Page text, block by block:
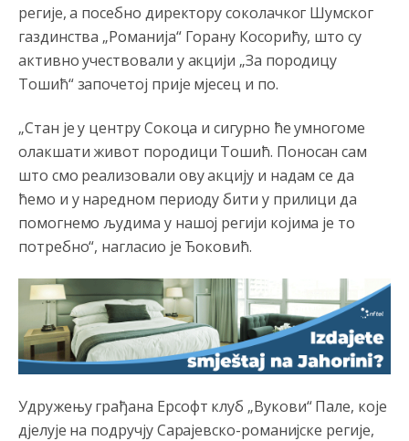
регије, а посебно директору соколачког Шумског
газдинства „Романија“ Горану Косорићу, што су
активно учествовали у акцији „За породицу
Тошић“ започетој прије мјесец и по.
„Стан је у центру Сокоца и сигурно ће умногоме
олакшати живот породици Тошић. Поносан сам
што смо реализовали ову акцију и надам се да
ћемо и у наредном периоду бити у прилици да
помогнемо људима у нашој регији којима је то
потребно“, нагласио је Ђоковић.
Удружењу грађана Ерсофт клуб „Вукови“ Пале, које
дјелује на подручју Сарајевско-романијске регије,
Анонимно2806721 8/6/2026 6:37
Možete sebi umisliti da je i Kosovo dio Srbije al
pasosa.Tako irs.Umisli
ste nebeski narod
АМЕРИКАНЦИ ДО КРАЈА ГОДИНЕ ОДЛАЗЕ СА
КОСОВА
Анонимно2806773 8/6/2026 6:59
Затвара се и база Бондстил, у којој је лета 1999.
године било чак 7.000 војника.
Анонимно2806773 8/6/2026
Косово више није у моди, Амери се селе у Иран.
Анонимно2806773 8/6/2026 7:05
Анонимно2806721 8/6/2026